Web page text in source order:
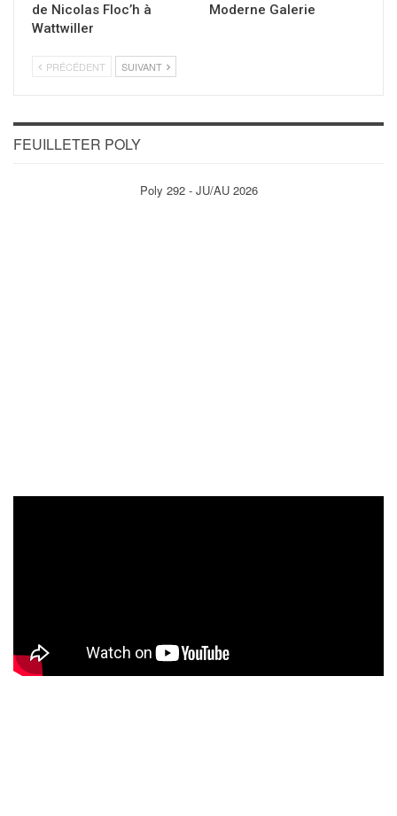
de Nicolas Floc’h à
Wattwiller
Moderne Galerie
PRÉCÉDENT SUIVANT
FEUILLETER POLY
Poly 292 - JU/AU 2026